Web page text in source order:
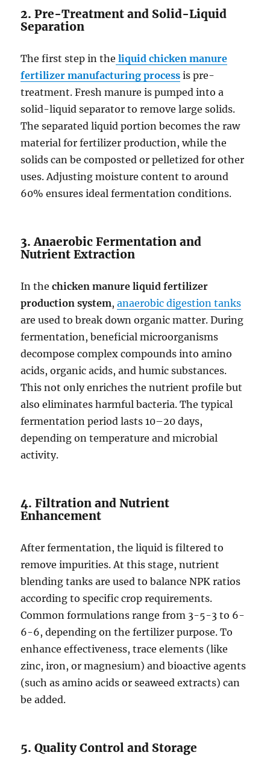
2. Pre-Treatment and Solid-Liquid
Separation
The first step in the liquid chicken manure
fertilizer manufacturing process is pre-
treatment. Fresh manure is pumped into a
solid-liquid separator to remove large solids.
The separated liquid portion becomes the raw
material for fertilizer production, while the
solids can be composted or pelletized for other
uses. Adjusting moisture content to around
60% ensures ideal fermentation conditions.
3. Anaerobic Fermentation and
Nutrient Extraction
In thechicken manure liquid fertilizer
production system,anaerobic digestion tanks
are used to break down organic matter. During
fermentation, beneficial microorganisms
decompose complex compounds into amino
acids, organic acids, and humic substances.
This not only enriches the nutrient profile but
also eliminates harmful bacteria. The typical
fermentation period lasts 10–20 days,
depending on temperature and microbial
activity.
4. Filtration and Nutrient
Enhancement
After fermentation, the liquid is filtered to
remove impurities. At this stage, nutrient
blending tanks are used to balance NPK ratios
according to specific crop requirements.
Common formulations range from 3-5-3 to 6-
6-6, depending on the fertilizer purpose. To
enhance effectiveness, trace elements (like
zinc, iron, or magnesium) and bioactive agents
(such as amino acids or seaweed extracts) can
be added.
5. Quality Control and Storage